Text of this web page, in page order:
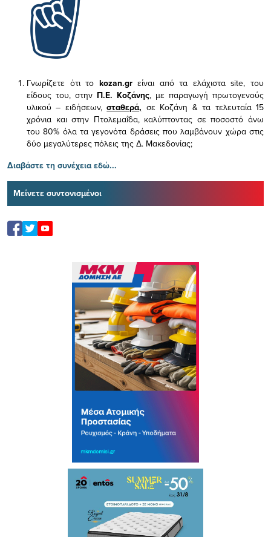
Γνωρίζετε ότι το kozan.gr είναι από τα ελάχισταsite, του
είδους του, στην Π.Ε. Κοζάνης, με παραγωγή πρωτογενούς
υλικού – ειδήσεων,σταθερά, σε Κοζάνη & τα τελευταία 15
χρόνια και στην Πτολεμαΐδα, καλύπτοντας σε ποσοστό άνω
του 80% όλα τα γεγονότα δράσεις που λαμβάνουν χώρα στις
δύο μεγαλύτερες πόλεις της Δ. Μακεδονίας;
Διαβάστε τη συνέχεια εδώ...
Μείνετε συντονισμένοι